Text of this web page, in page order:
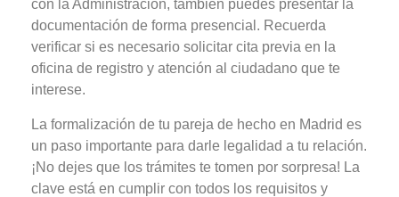
con la Administración, también puedes presentar la
documentación de forma presencial. Recuerda
verificar si es necesario solicitar cita previa en la
oficina de registro y atención al ciudadano que te
interese.
La formalización de tu pareja de hecho en Madrid es
un paso importante para darle legalidad a tu relación.
¡No dejes que los trámites te tomen por sorpresa! La
clave está en cumplir con todos los requisitos y